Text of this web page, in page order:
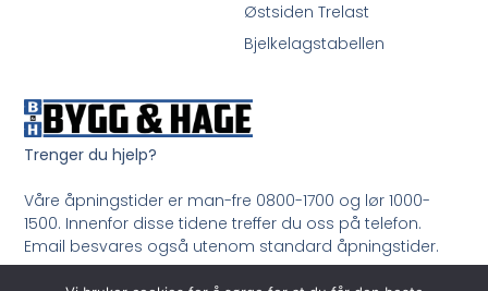
Trenger du hjelp?
Våre åpningstider er man-fre 0800-1700 og lør 1000-
1500. Innenfor disse tidene treffer du oss på telefon.
Email besvares også utenom standard åpningstider.
Østsiden Trelast
Bjelkelagstabellen